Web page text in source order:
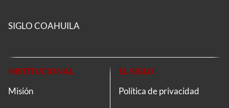
SIGLO COAHUILA
INSTITUCIONAL
Misión
EL SIGLO
Política de privacidad